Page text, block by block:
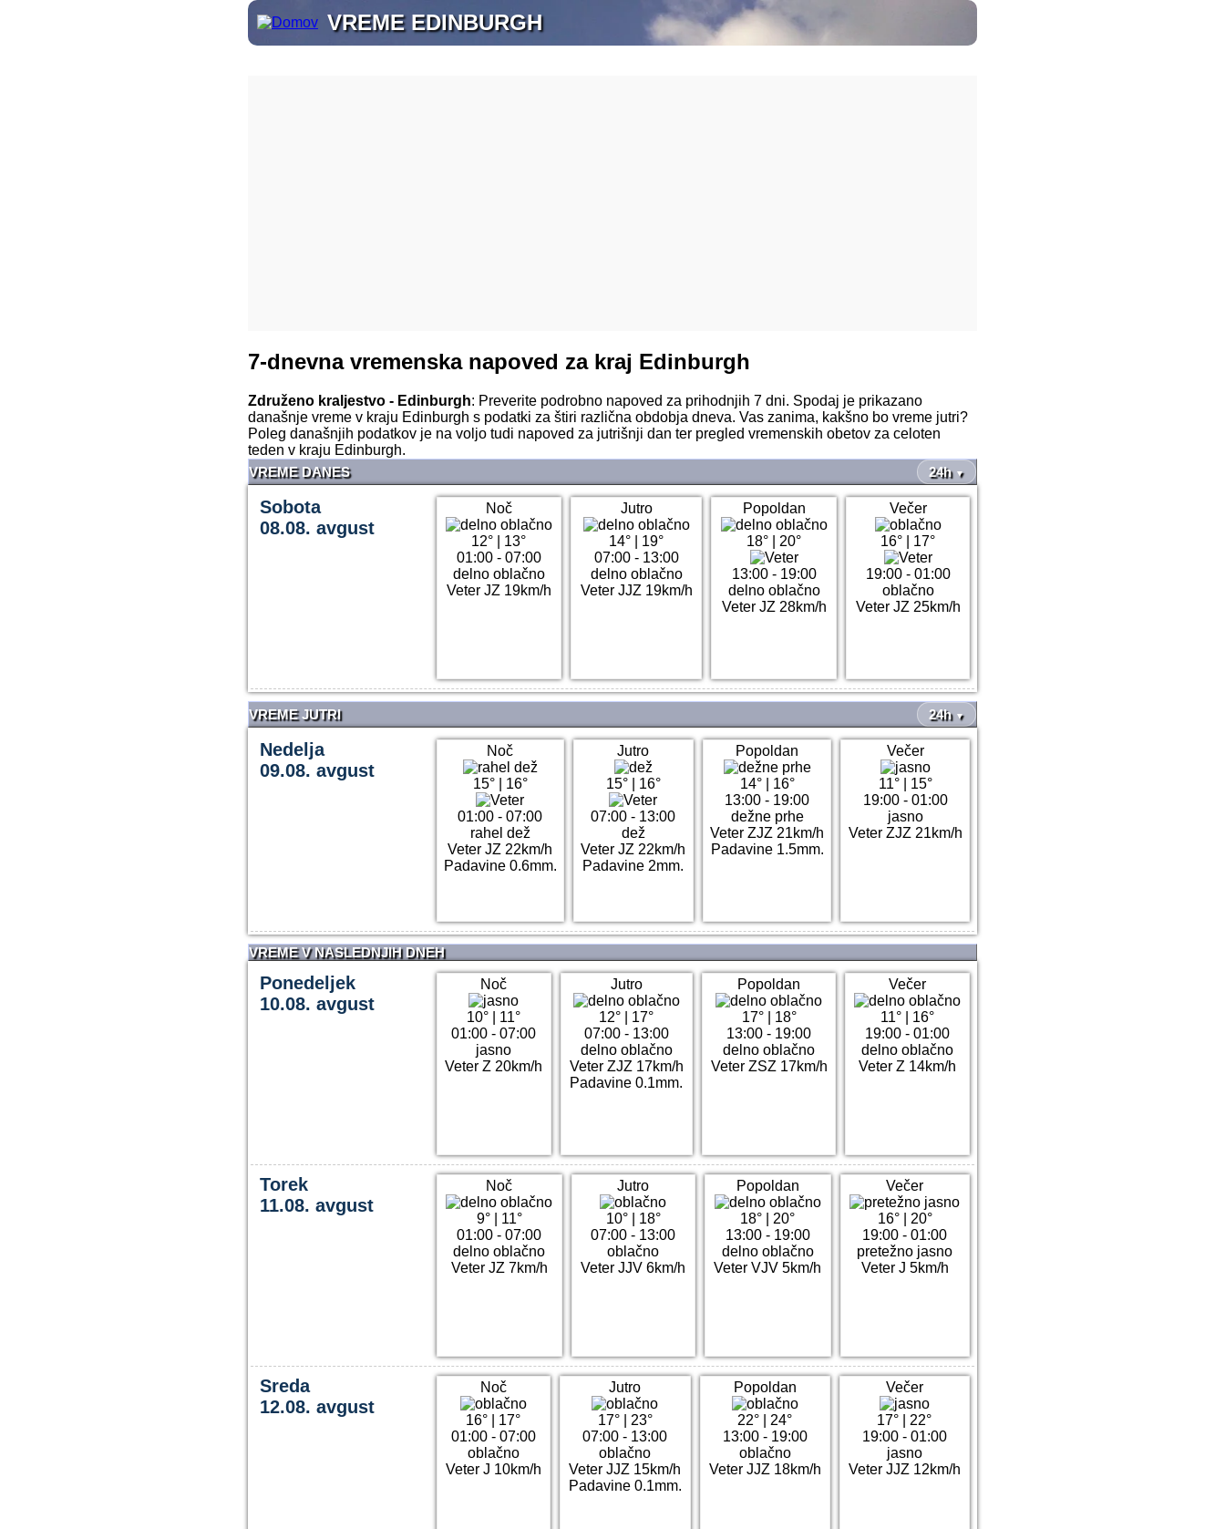
VREME EDINBURGH
7-dnevna vremenska napoved za kraj Edinburgh
Združeno kraljestvo - Edinburgh: Preverite podrobno napoved za prihodnjih 7 dni. Spodaj je prikazano
današnje vreme v kraju Edinburgh s podatki za štiri različna obdobja dneva. Vas zanima, kakšno bo vreme jutri?
Poleg današnjih podatkov je na voljo tudi napoved za jutrišnji dan ter pregled vremenskih obetov za celoten
teden v kraju Edinburgh.
VREME DANES
24h ▼
Sobota
08.08. avgust
Noč
12°
13°
01:00 - 07:00
delno oblačno
Veter JZ 19km/h
Jutro
14°
19°
07:00 - 13:00
delno oblačno
Veter JJZ 19km/h
Popoldan
18° 20°
13:00 - 19:00
delno oblačno
Veter JZ 28km/h
Večer
16° 17°
19:00 - 01:00
oblačno
Veter JZ 25km/h
VREME JUTRI 24h ▼
Nedelja
09.08. avgust
Noč
15°| 16°
01:00 - 07:00
rahel dež
Veter JZ 22km/h
Padavine 0.6mm.
Jutro
15°| 16°
07:00 - 13:00
dež
Veter JZ 22km/h
Padavine 2mm.
Popoldan
14°| 16°
13:00 - 19:00
dežne prhe
Veter ZJZ 21km/h
Padavine 1.5mm.
Večer
11°| 15°
19:00 - 01:00
jasno
Veter ZJZ 21km/h
VREME V NASLEDNJIH DNEH
Ponedeljek
10.08. avgust
Noč
10°
11°
01:00 - 07:00
jasno
Veter Z 20km/h
Jutro
12°
17°
07:00 - 13:00
delno oblačno
Veter ZJZ 17km/h
Padavine 0.1mm.
Popoldan
17°| 18°
13:00 - 19:00
delno oblačno
Veter ZSZ 17km/h
Večer
11°
16°
19:00 - 01:00
delno oblačno
Veter Z 14km/h
Torek
11.08. avgust
Noč
9°| 11°
01:00 - 07:00
delno oblačno
Veter JZ 7km/h
Jutro
10°| 18°
07:00 - 13:00
oblačno
Veter JJV 6km/h
Popoldan
18°
20°
13:00 - 19:00
delno oblačno
Veter VJV 5km/h
Večer
16°| 20°
19:00 - 01:00
pretežno jasno
Veter J 5km/h
Sreda
12.08. avgust
Noč
16°
17°
01:00 - 07:00
oblačno
Veter J 10km/h
Jutro
17°| 23°
07:00 - 13:00
oblačno
Veter JJZ 15km/h
Padavine 0.1mm.
Popoldan
22°
24°
13:00 - 19:00
oblačno
Veter JJZ 18km/h
Večer
17°
22°
19:00 - 01:00
jasno
Veter JJZ 12km/h